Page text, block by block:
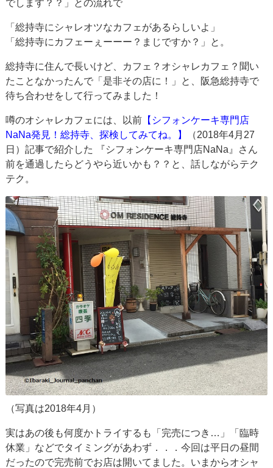
でします？？」との流れで
「総持寺にシャレオツなカフェがあるらしいよ」
「総持寺にカフェーぇーーー？まじですか？」と。
総持寺に住んで長いけど、カフェ？オシャレカフェ？聞い
たことなかったんで「是非その店に！」と、阪急総持寺で
待ち合わせをして行ってみました！
噂のオシャレカフェには、以前 【シフォンケーキ専門店
NaNa発見！総持寺、探検してみてね。】
（2018年4月27
日）記事で紹介した 『シフォンケーキ専門店NaNa』さん
前を通過したらどうやら近いかも？？と、話しながらテク
テク。
（写真は2018年4月）
実はあの後も何度かトライするも「完売につき…」「臨時
休業」などでタイミングがあわず．．．今回は平日の昼間
だったので完売前でお店は開いてました。いまからオシャ